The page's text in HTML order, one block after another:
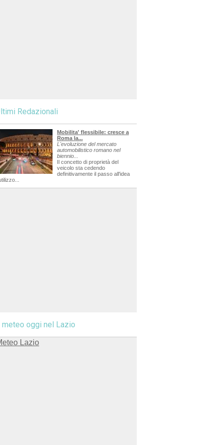
Redazionali
Mobilita' flessibile: cresce a
Roma la...
L'evoluzione del mercato
automobilistico romano nel
biennio...
Il concetto di proprietà del
veicolo sta cedendo
definitivamente il passo all'idea
meteo oggi nel Lazio